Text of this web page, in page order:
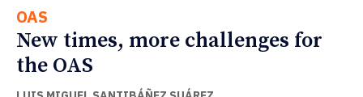
OAS
New times, more challenges for
the OAS